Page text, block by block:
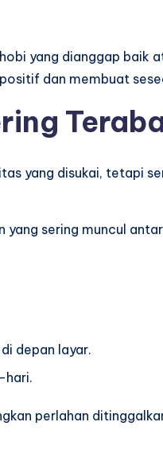
yang dianggap baik
dan membuat
yang disukai, tetapi
yang sering muncul
depan layar.
hari.
perlahan